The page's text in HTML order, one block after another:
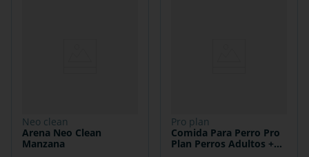
neo clean
Arena Neo Clean
Manzana
pro plan
Comida Para Perro Pro
Plan Perros Adultos +7